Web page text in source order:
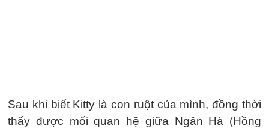
Sau khi biết Kitty là con ruột của mình, đồng thời
thấy được mối quan hệ giữa Ngân Hà (Hồng